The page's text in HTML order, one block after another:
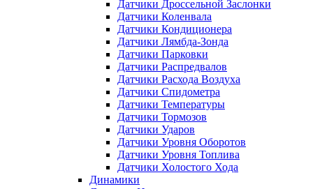
Датчики Дроссельной Заслонки
Датчики Коленвала
Датчики Кондиционера
Датчики Лямбда-Зонда
Датчики Парковки
Датчики Распредвалов
Датчики Расхода Воздуха
Датчики Спидометра
Датчики Температуры
Датчики Тормозов
Датчики Ударов
Датчики Уровня Оборотов
Датчики Уровня Топлива
Датчики Холостого Хода
Динамики